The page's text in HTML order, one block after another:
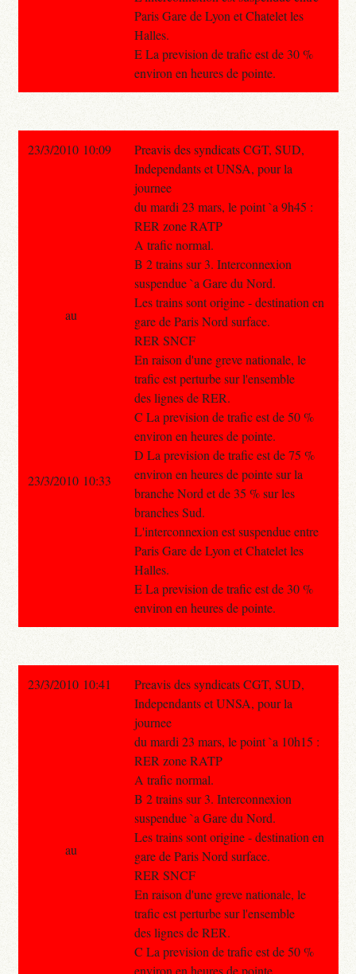
Paris Gare de Lyon et Chatelet les
Halles.
E La prevision de trafic est de 30 %
environ en heures de pointe.
23/3/2010 10:09
Preavis des syndicats CGT, SUD,
Independants et UNSA, pour la
journee
du mardi 23 mars, le point `a 9h45 :
RER zone RATP
A trafic normal.
B 2 trains sur 3. Interconnexion
suspendue `a Gare du Nord.
Les trains sont origine - destination en
gare de Paris Nord surface.
RER SNCF
En raison d'une greve nationale, le
trafic est perturbe sur l'ensemble
des lignes de RER.
C La prevision de trafic est de 50 %
environ en heures de pointe.
D La prevision de trafic est de 75 %
environ en heures de pointe sur la
branche Nord et de 35 % sur les
branches Sud.
L'interconnexion est suspendue entre
Paris Gare de Lyon et Chatelet les
Halles.
E La prevision de trafic est de 30 %
environ en heures de pointe.
au
23/3/2010 10:33
23/3/2010 10:41
Preavis des syndicats CGT, SUD,
Independants et UNSA, pour la
journee
du mardi 23 mars, le point `a 10h15 :
RER zone RATP
A trafic normal.
B 2 trains sur 3. Interconnexion
suspendue `a Gare du Nord.
Les trains sont origine - destination en
gare de Paris Nord surface.
RER SNCF
En raison d'une greve nationale, le
trafic est perturbe sur l'ensemble
des lignes de RER.
C La prevision de trafic est de 50 %
environ en heures de pointe.
au